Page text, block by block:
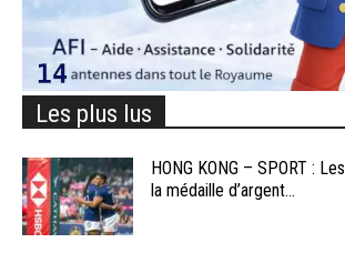
Les plus lus
HONG KONG – SPORT :
la médaille d’argent...